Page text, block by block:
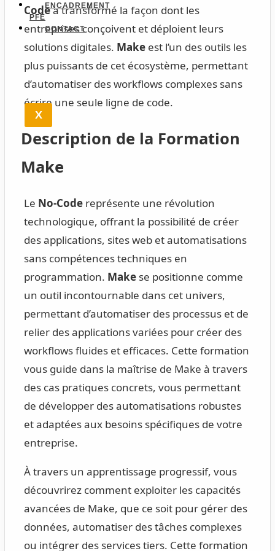
ENCADREMENT
PFE
CONTACT
X
Codea transformé la façon dont les
entreprises conçoivent et déploient leurs
solutions digitales. Makeest l’un des outils les
plus puissants de cet écosystème, permettant
d’automatiser des workflows complexes sans
écrire une seule ligne de code.
Description de la Formation
Make
Le No-Codereprésente une révolution
technologique, offrant la possibilité de créer
des applications, sites web et automatisations
sans compétences techniques en
programmation. Makese positionne comme
un outil incontournable dans cet univers,
permettant d’automatiser des processus et de
relier des applications variées pour créer des
workflows fluides et efficaces. Cette formation
vous guide dans la maîtrise de Make à travers
des cas pratiques concrets, vous permettant
de développer des automatisations robustes
et adaptées aux besoins spécifiques de votre
entreprise.
À travers un apprentissage progressif, vous
découvrirez comment exploiter les capacités
avancées de Make, que ce soit pour gérer des
données, automatiser des tâches complexes
ou intégrer des services tiers. Cette formation